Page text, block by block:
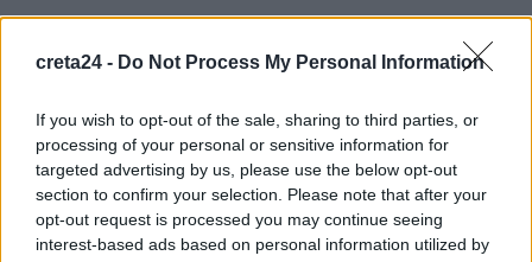
creta24 - Do Not Process My Personal Information
If you wish to opt-out of the sale, sharing to third parties, or
processing of your personal or sensitive information for
targeted advertising by us, please use the below opt-out
section to confirm your selection. Please note that after your
opt-out request is processed you may continue seeing
interest-based ads based on personal information utilized by
ΡΟΗ ΕΙΔΗΣΕΩΝ
καθημερινά
7 Αυγούστου, 2026
Σε εξέλιξη οι δηλώσεις Πόθεν Έσχες – Αναλυτικά η